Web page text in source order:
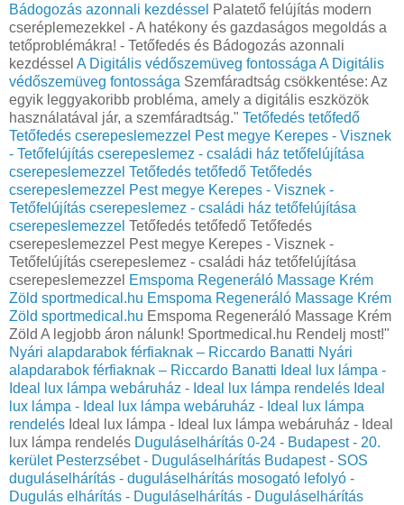
Bádogozás azonnali kezdéssel Palatető felújítás modern
cseréplemezekkel - A hatékony és gazdaságos megoldás a
tetőproblémákra! - Tetőfedés és Bádogozás azonnali
kezdéssel A Digitális védőszemüveg fontossága A Digitális
védőszemüveg fontossága Szemfáradtság csökkentése: Az
egyik leggyakoribb probléma, amely a digitális eszközök
használatával jár, a szemfáradtság." Tetőfedés tetőfedő
Tetőfedés cserepeslemezzel Pest megye Kerepes - Visznek
- Tetőfelújítás cserepeslemez - családi ház tetőfelújítása
cserepeslemezzel Tetőfedés tetőfedő Tetőfedés
cserepeslemezzel Pest megye Kerepes - Visznek -
Tetőfelújítás cserepeslemez - családi ház tetőfelújítása
cserepeslemezzel Tetőfedés tetőfedő Tetőfedés
cserepeslemezzel Pest megye Kerepes - Visznek -
Tetőfelújítás cserepeslemez - családi ház tetőfelújítása
cserepeslemezzel Emspoma Regeneráló Massage Krém
Zöld sportmedical.hu Emspoma Regeneráló Massage Krém
Zöld sportmedical.hu Emspoma Regeneráló Massage Krém
Zöld A legjobb áron nálunk! Sportmedical.hu Rendelj most!"
Nyári alapdarabok férfiaknak – Riccardo Banatti Nyári
alapdarabok férfiaknak – Riccardo Banatti Ideal lux lámpa -
Ideal lux lámpa webáruház - Ideal lux lámpa rendelés Ideal
lux lámpa - Ideal lux lámpa webáruház - Ideal lux lámpa
rendelés Ideal lux lámpa - Ideal lux lámpa webáruház - Ideal
lux lámpa rendelés Duguláselhárítás 0-24 - Budapest - 20.
kerület Pesterzsébet - Duguláselhárítás Budapest - SOS
duguláselhárítás - duguláselhárítás mosogató lefolyó -
Dugulás elhárítás - Duguláselhárítás - Duguláselhárítás